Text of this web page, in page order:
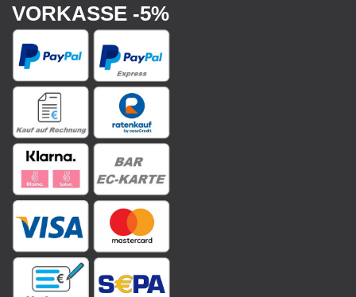
VORKASSE -5%